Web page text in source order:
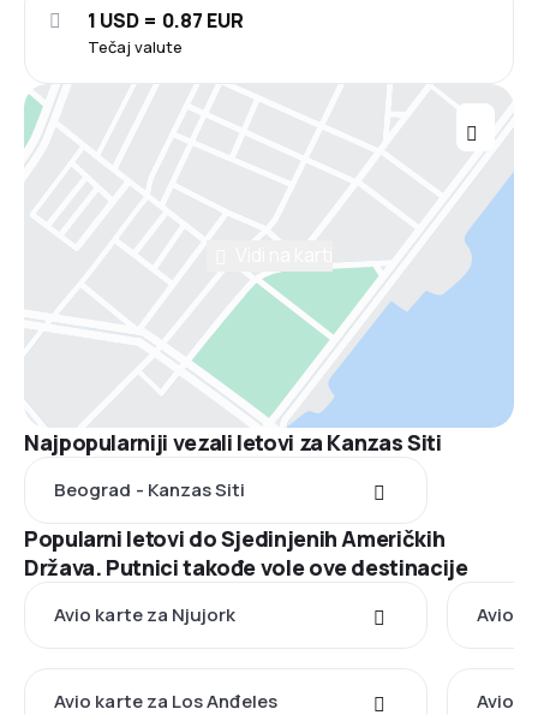
Tečaj valute
1 USD = 0.87 EUR
Najpopularniji vezali letovi za Kanzas Siti
Beograd - Kanzas Siti
Popularni letovi do Sjedinjenih Američkih
Država. Putnici takođe vole ove destinacije
Avio karte za Njujork Avio
Avio karte za Los Anđeles Avio